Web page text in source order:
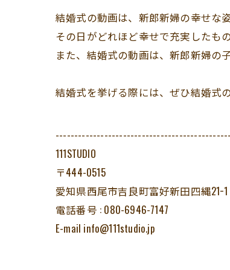
結婚式の動画は、新郎新婦の幸せな
その日がどれほど幸せで充実したも
また、結婚式の動画は、新郎新婦の
結婚式を挙げる際には、ぜひ結婚式
111STUDIO
〒444-0515
愛知県西尾市吉良町富好新田四縄21−1
電話番号 : 080-6946-7147
E-mail info@111studio.jp